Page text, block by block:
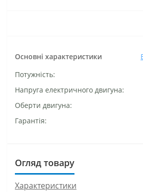
Основні характеристики
Потужність:
Напруга електричного двигуна:
Оберти двигуна:
Гарантія:
Огляд товару
Характеристики